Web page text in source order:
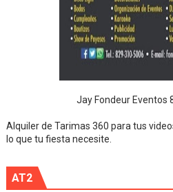
Jay Fondeur Eventos
Alquiler de Tarimas 360 para tus
lo que tu fiesta necesite.
AT2